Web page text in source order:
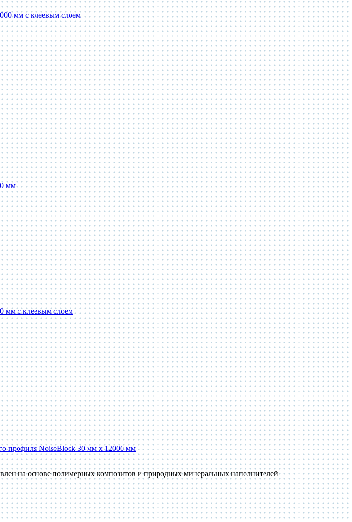
мм с клеевым слоем
мм
мм с клеевым слоем
профиля NoiseBlock 30 мм x 12000 мм
на основе полимерных композитов и природных минеральных наполнителей